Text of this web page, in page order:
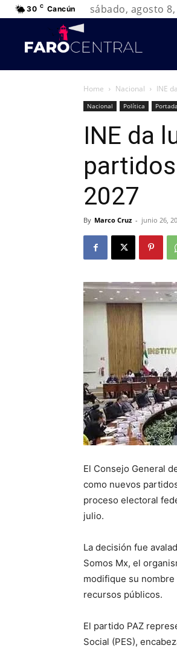
30 C Cancún sábado, agosto 8,
Home Nacional INE
Nacional Política Portada
INE da
2027
By Marco Cruz - junio 26,
El Consejo General
como nuevos
proceso electoral
julio.
La decisión fue
Somos Mx, el
modifique su
recursos públicos.
El partido PAZ
Social (PES),